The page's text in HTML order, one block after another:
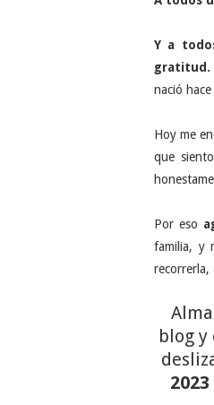
Y a
gratitud.
nació
Hoy me
que
Por eso
familia, y
recorrerla,
blog
2023